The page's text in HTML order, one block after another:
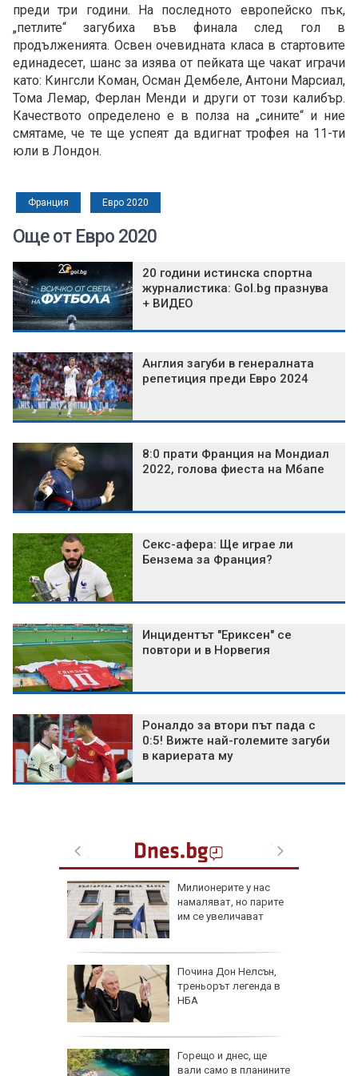
преди три години. На последното европейско пък,
„петлите“ загубиха във финала след гол в
продълженията. Освен очевидната класа в стартовите
единадесет, шанс за изява от пейката ще чакат играчи
като: Кингсли Коман, Осман Дембеле, Антони Марсиал,
Тома Лемар, Ферлан Менди и други от този калибър.
Качеството определено е в полза на „сините“ и ние
смятаме, че те ще успеят да вдигнат трофея на 11-ти
юли в Лондон.
Франция Евро 2020
Още от Евро 2020
20 години истинска спортна
журналистика: Gol.bg празнува
+ ВИДЕО
Англия загуби в генералната
репетиция преди Евро 2024
8:0 прати Франция на Мондиал
2022, голова фиеста на Мбапе
Секс-афера: Ще играе ли
Бензема за Франция?
Инцидентът "Ериксен" се
повтори и в Норвегия
Роналдо за втори път пада с
0:5! Вижте най-големите загуби
в кариерата му
Милионерите у нас
намаляват, но парите
им се увеличават
Почина Дон Нелсън,
треньорът легенда в
НБА
Горещо и днес, ще
вали само в планините